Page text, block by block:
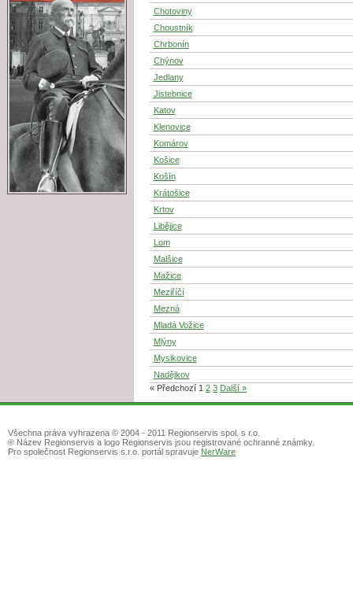
Chotoviny
Choustník
Chrbonín
Chýnov
Jedlany
Jistebnice
Katov
Klenovice
Komárov
Košice
Košín
Krátošice
Krtov
Libějice
Lom
Malšice
Mažice
Meziříčí
Mezná
Mladá Vožice
Mlýny
Myslkovice
Nadějkov
« Předchozí 1 2 3 Další »
Všechna práva vyhrazena © 2004 - 2011 Regionservis spol. s r.o.
® Název Regionservis a logo Regionservis jsou registrované ochranné známky.
Pro společnost Regionservis s.r.o. portál spravuje NerWare